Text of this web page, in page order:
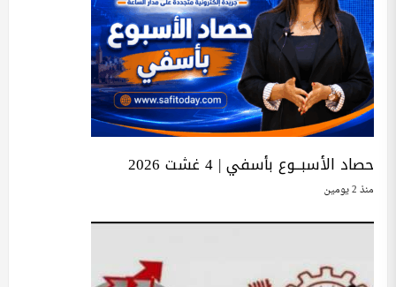
حصاد الأسبــوع بأسفي | 4 غشت 2026
منذ 2 يومين